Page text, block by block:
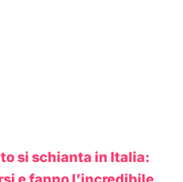
si schianta in Italia: